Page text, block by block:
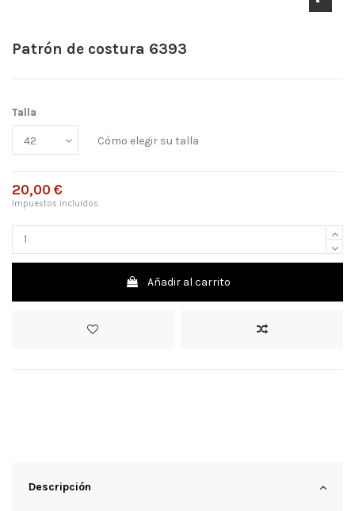
Patrón de costura 6393
Talla
Cómo elegir su talla
20,00 €
Impuestos incluidos
Añadir al carrito
Descripción